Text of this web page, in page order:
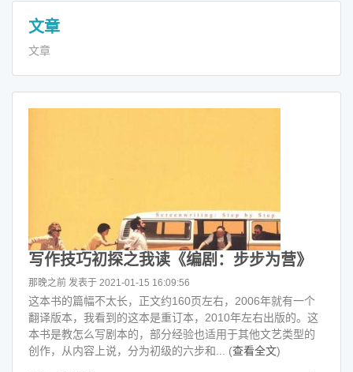
文章
文章
写作技巧初探之我读《编剧：步步为营》
那晚之前 发表于 2021-01-15 16:09:56
这本书的篇幅不太长，正文约160页左右，2006年就有一个
翻译版本，我看到的这本是重订本，2010年左右出版的。这
本书是教怎么写剧本的，部分经验也适用于其他文艺类型的
创作，从内容上说，分为初级的六步和... (查看全文)